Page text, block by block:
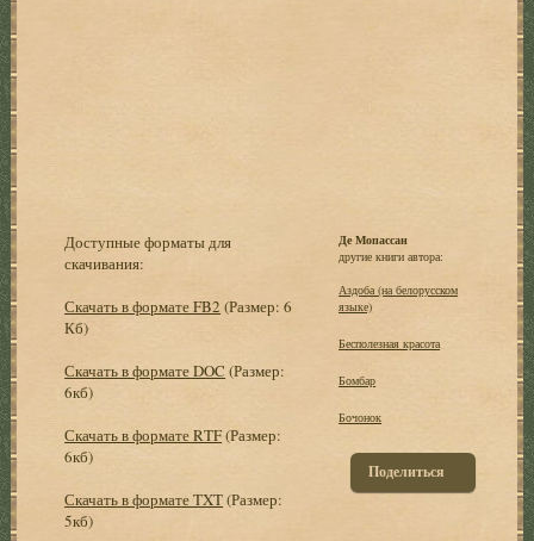
Доступные форматы для
скачивания:
Скачать в формате FB2 (Размер: 6
Кб)
Скачать в формате DOC (Размер:
6кб)
Скачать в формате RTF(Размер:
6кб)
Скачать в формате TXT(Размер:
5кб)
Де Мопассан
другие книги автора:
Аздоба (на белорусском
языке)
Бесполезная красота
Бомбар
Бочонок
Поделиться